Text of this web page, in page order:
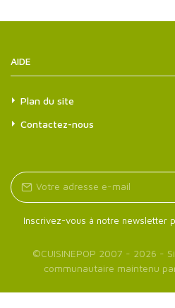
AIDE
Plan du site
Contactez-nous
Inscrivez-vous à notre newsletter
©CUISINEPOP 2007 - 2026 -
communautaire maintenu